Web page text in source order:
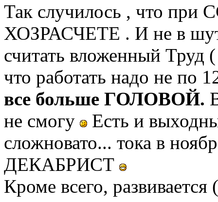
Так случилось , что при
ХОЗРАСЧЕТЕ . И не в
считать вложенный
что работать надо не по
все больше ГОЛОВОЙ.
не смогу
Есть и
сложновато... тока в
ДЕКАБРИСТ
Кроме всего,